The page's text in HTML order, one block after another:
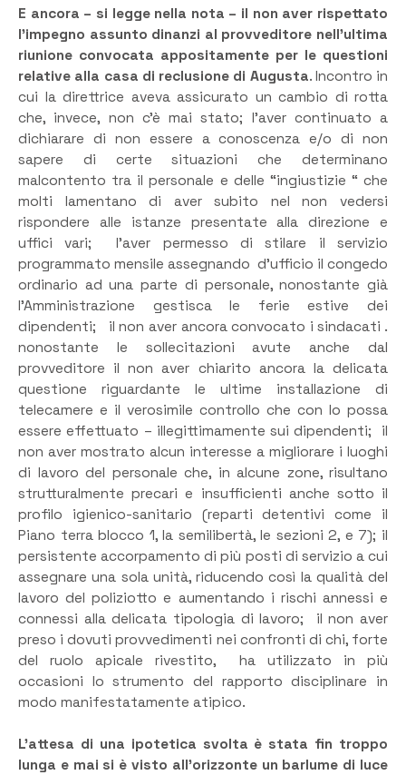
E ancora – si legge nella nota – il non aver rispettato
l’impegno assunto dinanzi al provveditore nell’ultima
riunione convocata appositamente per le questioni
relative alla casa di reclusione di Augusta. Incontro in
cui la direttrice aveva assicurato un cambio di rotta
che, invece, non c’è mai stato; l’aver continuato a
dichiarare di non essere a conoscenza e/o di non
sapere di certe situazioni che determinano
malcontento tra il personale e delle “ingiustizie “ che
molti lamentano di aver subito nel non vedersi
rispondere alle istanze presentate alla direzione e
uffici vari; l’aver permesso di stilare il servizio
programmato mensile assegnando d’ufficio il congedo
ordinario ad una parte di personale, nonostante già
l’Amministrazione gestisca le ferie estive dei
dipendenti; il non aver ancora convocato i sindacati .
nonostante le sollecitazioni avute anche dal
provveditore il non aver chiarito ancora la delicata
questione riguardante le ultime installazione di
telecamere e il verosimile controllo che con lo possa
essere effettuato – illegittimamente sui dipendenti; il
non aver mostrato alcun interesse a migliorare i luoghi
di lavoro del personale che, in alcune zone, risultano
strutturalmente precari e insufficienti anche sotto il
profilo igienico-sanitario (reparti detentivi come il
Piano terra blocco 1, la semilibertà, le sezioni 2, e 7); il
persistente accorpamento di più posti di servizio a cui
assegnare una sola unità, riducendo così la qualità del
lavoro del poliziotto e aumentando i rischi annessi e
connessi alla delicata tipologia di lavoro; il non aver
preso i dovuti provvedimenti nei confronti di chi, forte
del ruolo apicale rivestito, ha utilizzato in più
occasioni lo strumento del rapporto disciplinare in
modo manifestatamente atipico.
L’attesa di una ipotetica svolta è stata fin troppo
lunga e mai si è visto all’orizzonte un barlume di luce